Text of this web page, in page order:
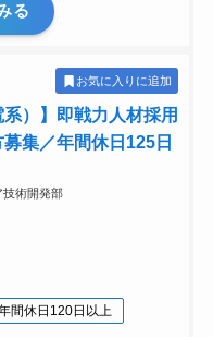
る
お気に入りに追加
）】即戦力人材採用
集／年間休日125日
技術開発部
間休日120日以上